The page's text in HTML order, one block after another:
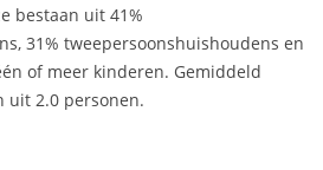
bestaan uit 41%
31% tweepersoonshuishoudens en
of meer kinderen. Gemiddeld
uit 2.0 personen.